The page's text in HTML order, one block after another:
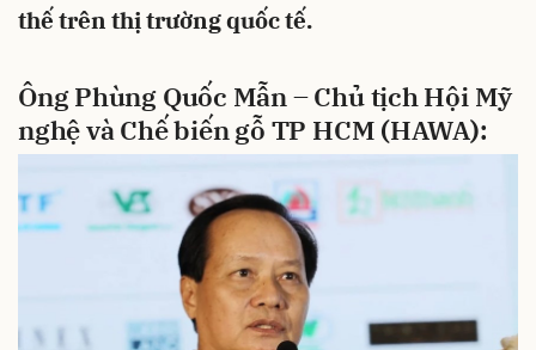
thế trên thị trường quốc tế.
Ông Phùng Quốc Mẫn – Chủ tịch Hội Mỹ
nghệ và Chế biến gỗ TP HCM (HAWA):